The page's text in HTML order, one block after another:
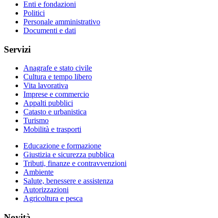
Enti e fondazioni
Politici
Personale amministrativo
Documenti e dati
Servizi
Anagrafe e stato civile
Cultura e tempo libero
Vita lavorativa
Imprese e commercio
Appalti pubblici
Catasto e urbanistica
Turismo
Mobilità e trasporti
Educazione e formazione
Giustizia e sicurezza pubblica
Tributi, finanze e contravvenzioni
Ambiente
Salute, benessere e assistenza
Autorizzazioni
Agricoltura e pesca